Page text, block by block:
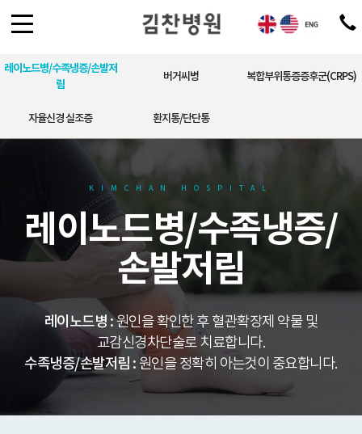
레이노드병/수족냉증/손발저
림
버거씨병 복합부위통증증후군(CRPS)
자율신경 실조증 환지통/단단통
KIMCHAN HOSPITAL
레이노드병/수족냉증/
손발저림
레이노드병 :원인을 확인한 후 혈관확장제 약물 및
교감신경차단술로 치료합니다.
수족냉증/손발저림 : 원인을 정확히 아는것이 중요합니다.